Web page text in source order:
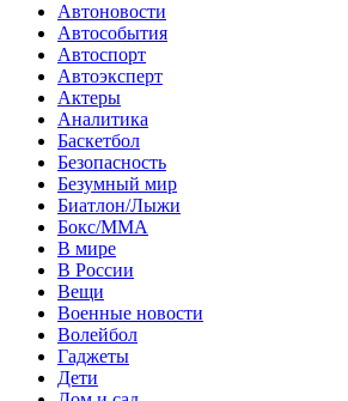
Автоновости
Автособытия
Автоспорт
Автоэксперт
Актеры
Аналитика
Баскетбол
Безопасность
Безумный мир
Биатлон/Лыжи
Бокс/MMA
В мире
В России
Вещи
Военные новости
Волейбол
Гаджеты
Дети